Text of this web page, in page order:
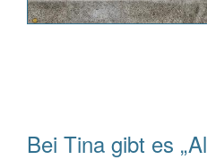
Bei Tina gibt es